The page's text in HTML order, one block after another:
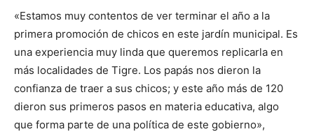
«Estamos muy contentos de ver terminar el año a la
primera promoción de chicos en este jardín municipal. Es
una experiencia muy linda que queremos replicarla en
más localidades de Tigre. Los papás nos dieron la
confianza de traer a sus chicos; y este año más de 120
dieron sus primeros pasos en materia educativa, algo
que forma parte de una política de este gobierno»,